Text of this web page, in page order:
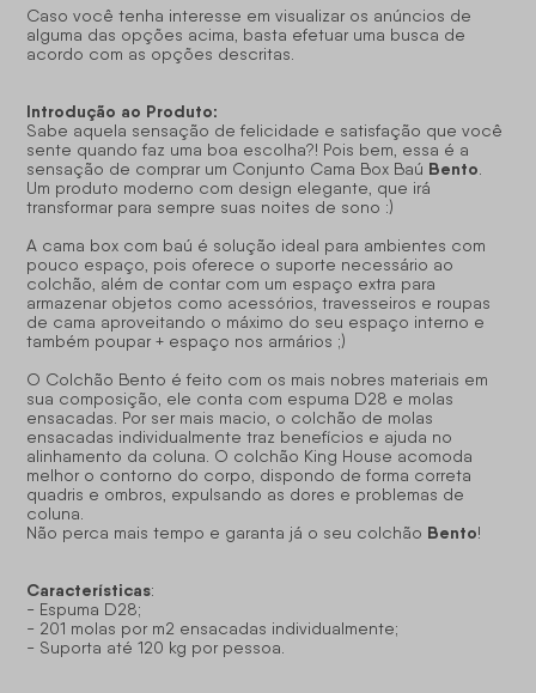
Caso você tenha interesse em visualizar os anúncios de
alguma das opções acima, basta efetuar uma busca de
acordo com as opções descritas.
Introdução ao Produto:
Sabe aquela sensação de felicidade e satisfação que você
sente quando faz uma boa escolha?! Pois bem, essa é a
sensação de comprar um Conjunto Cama Box Baú Bento.
Um produto moderno com design elegante, que irá
transformar para sempre suas noites de sono :)
A cama box com baú é solução ideal para ambientes com
pouco espaço, pois oferece o suporte necessário ao
colchão, além de contar com um espaço extra para
armazenar objetos como acessórios, travesseiros e roupas
de cama aproveitando o máximo do seu espaço interno e
também poupar + espaço nos armários ;)
O Colchão Bento é feito com os mais nobres materiais em
sua composição, ele conta com espuma D28 e molas
ensacadas. Por ser mais macio, o colchão de molas
ensacadas individualmente traz benefícios e ajuda no
alinhamento da coluna. O colchão King House acomoda
melhor o contorno do corpo, dispondo de forma correta
quadris e ombros, expulsando as dores e problemas de
coluna.
Não perca mais tempo e garanta já o seu colchão Bento!
Características:
- Espuma D28;
- 201 molas por m2 ensacadas individualmente;
- Suporta até 120 kg por pessoa.